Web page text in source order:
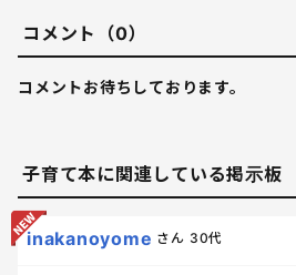
コメント（0）
コメントお待ちしております。
子育て本に関連している掲示板
inakanoyome さん 30代